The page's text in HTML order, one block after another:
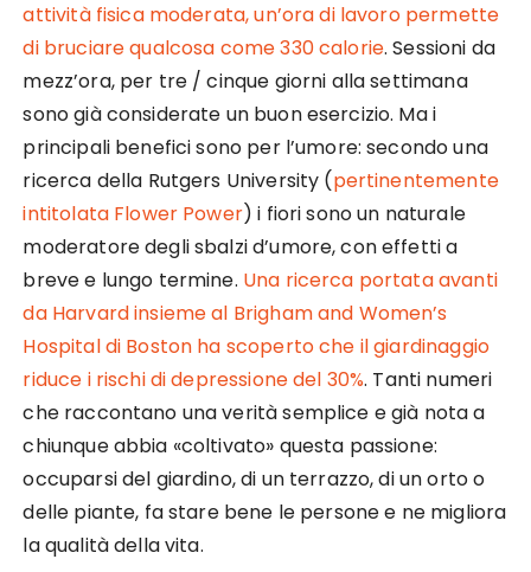
attività fisica moderata, un’ora di lavoro permette
di bruciare qualcosa come 330 calorie. Sessioni da
mezz’ora, per tre / cinque giorni alla settimana
sono già considerate un buon esercizio. Ma i
principali benefici sono per l’umore: secondo una
ricerca della Rutgers University (pertinentemente
intitolata Flower Power) i fiori sono un naturale
moderatore degli sbalzi d’umore, con effetti a
breve e lungo termine. Una ricerca portata avanti
da Harvard insieme al Brigham and Women’s
Hospital di Boston ha scoperto che il giardinaggio
riduce i rischi di depressione del 30%. Tanti numeri
che raccontano una verità semplice e già nota a
chiunque abbia «coltivato» questa passione:
occuparsi del giardino, di un terrazzo, di un orto o
delle piante, fa stare bene le persone e ne migliora
la qualità della vita.